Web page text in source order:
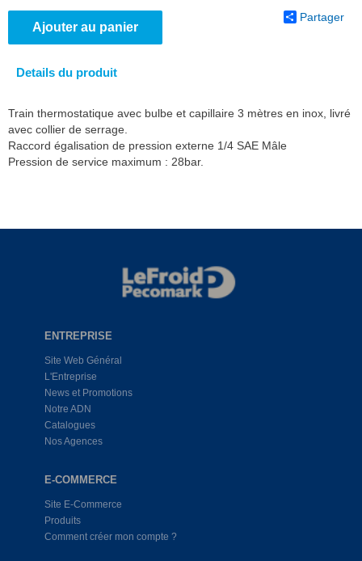
Ajouter au panier
Partager
Details du produit
Train thermostatique avec bulbe et capillaire 3 mètres en inox, livré
avec collier de serrage.
Raccord égalisation de pression externe 1/4 SAE Mâle
Pression de service maximum : 28bar.
ENTREPRISE
Site Web Général
L'Entreprise
News et Promotions
Notre ADN
Catalogues
Nos Agences
E-COMMERCE
Site E-Commerce
Produits
Comment créer mon compte ?